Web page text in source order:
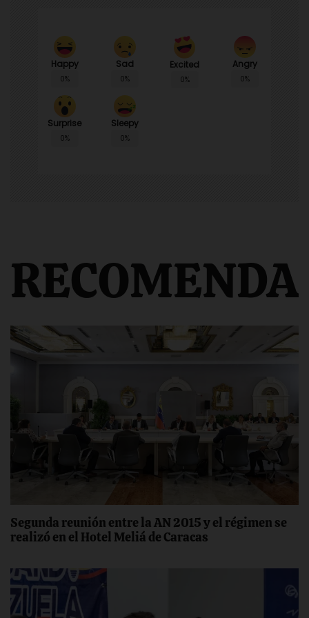
Happy
0%
Sad
0%
Excited
0%
Angry
0%
Surprise
0%
Sleepy
0%
Segunda reunión entre la AN 2015 y el régimen se
realizó en el Hotel Meliá de Caracas